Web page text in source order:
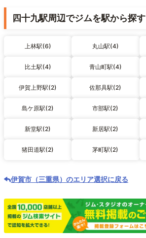
四十九駅周辺でジムを駅から探す
上林駅(6) 丸山駅(4)
比土駅(4) 青山町駅(4)
伊賀上野駅(2) 佐那具駅(2)
島ケ原駅(2) 市部駅(2)
新堂駅(2) 新居駅(2)
猪田道駅(2) 茅町駅(2)
伊賀市（三重県）のエリア選択に戻る